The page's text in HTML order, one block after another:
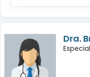
Dra.